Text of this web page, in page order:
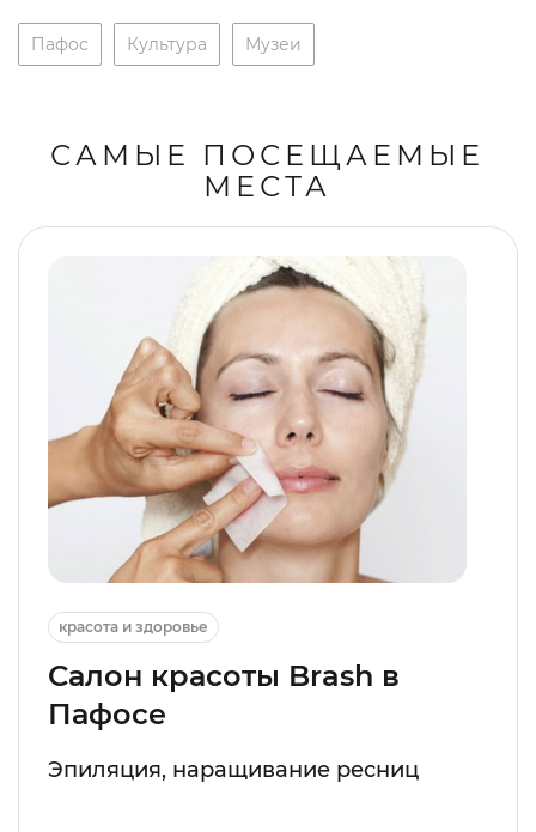
Пафос Культура Музеи
САМЫЕ ПОСЕЩАЕМЫЕ
МЕСТА
красота и здоровье
Салон красоты Brash в
Пафосе
Эпиляция, наращивание ресниц